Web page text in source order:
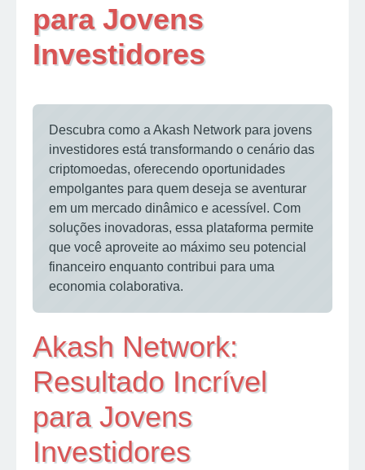
para Jovens
Investidores
Descubra como a Akash Network para jovens
investidores está transformando o cenário das
criptomoedas, oferecendo oportunidades
empolgantes para quem deseja se aventurar
em um mercado dinâmico e acessível. Com
soluções inovadoras, essa plataforma permite
que você aproveite ao máximo seu potencial
financeiro enquanto contribui para uma
economia colaborativa.
Akash Network:
Resultado Incrível
para Jovens
Investidores